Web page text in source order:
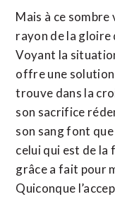
Mais à ce
rayon de la gloire
Voyant la
offre une solution
trouve dans la
son sacrifice
son sang font
celui qui est de la
grâce a fait pour
Quiconque